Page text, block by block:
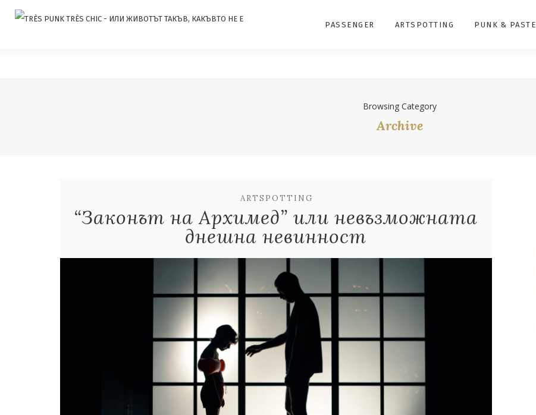
PASSENGER ARTSPOTTING PUNK & PASTE
Browsing Category
Archive
ARTSPOTTING
“Законът на Архимед” или невъзможната
днешна невинност